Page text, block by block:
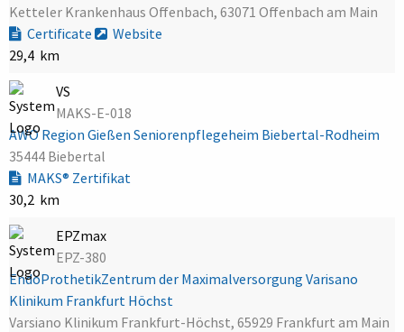
Ketteler Krankenhaus Offenbach, 63071 Offenbach am Main
Certificate
Website
29,4 km
VS
MAKS-E-018
AWO Region Gießen Seniorenpflegeheim Biebertal-Rodheim
35444 Biebertal
MAKS® Zertifikat
30,2 km
EPZmax
EPZ-380
EndoProthetikZentrum der Maximalversorgung Varisano
Klinikum Frankfurt Höchst
Varsiano Klinikum Frankfurt-Höchst, 65929 Frankfurt am Main